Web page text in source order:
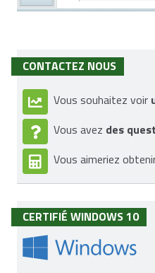
CONTACTEZ NOUS
Vous souhaitez voir
Vous avez des
Vous aimeriez
CERTIFIÉ WINDOWS 10